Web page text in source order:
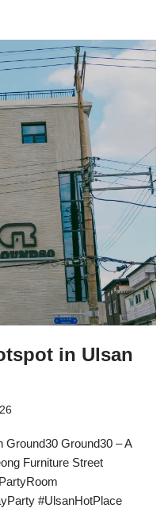
in Ulsan
Ground30 – A
Furniture Street
#UlsanHotPlace